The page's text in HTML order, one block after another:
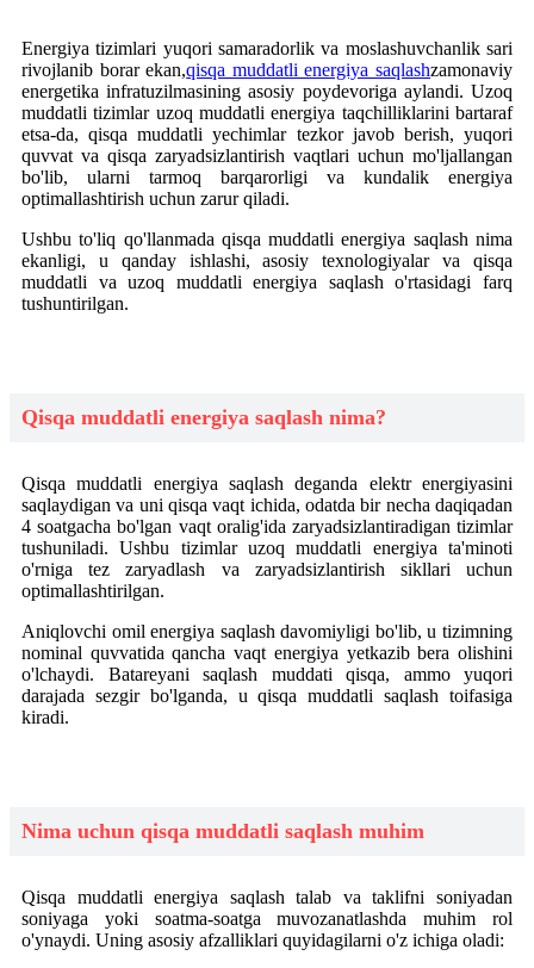
Energiya tizimlari yuqori samaradorlik va moslashuvchanlik sari
rivojlanib borar ekan,qisqa muddatli energiya saqlashzamonaviy
energetika infratuzilmasining asosiy poydevoriga aylandi. Uzoq
muddatli tizimlar uzoq muddatli energiya taqchilliklarini bartaraf
etsa-da, qisqa muddatli yechimlar tezkor javob berish, yuqori
quvvat va qisqa zaryadsizlantirish vaqtlari uchun mo'ljallangan
bo'lib, ularni tarmoq barqarorligi va kundalik energiya
optimallashtirish uchun zarur qiladi.
Ushbu to'liq qo'llanmada qisqa muddatli energiya saqlash nima
ekanligi, u qanday ishlashi, asosiy texnologiyalar va qisqa
muddatli va uzoq muddatli energiya saqlash o'rtasidagi farq
tushuntirilgan.
Qisqa muddatli energiya saqlash nima?
Qisqa muddatli energiya saqlash deganda elektr energiyasini
saqlaydigan va uni qisqa vaqt ichida, odatda bir necha daqiqadan
4 soatgacha bo'lgan vaqt oralig'ida zaryadsizlantiradigan tizimlar
tushuniladi. Ushbu tizimlar uzoq muddatli energiya ta'minoti
o'rniga tez zaryadlash va zaryadsizlantirish sikllari uchun
optimallashtirilgan.
Aniqlovchi omil energiya saqlash davomiyligi bo'lib, u tizimning
nominal quvvatida qancha vaqt energiya yetkazib bera olishini
o'lchaydi. Batareyani saqlash muddati qisqa, ammo yuqori
darajada sezgir bo'lganda, u qisqa muddatli saqlash toifasiga
kiradi.
Nima uchun qisqa muddatli saqlash muhim
Qisqa muddatli energiya saqlash talab va taklifni soniyadan
soniyaga yoki soatma-soatga muvozanatlashda muhim rol
o'ynaydi. Uning asosiy afzalliklari quyidagilarni o'z ichiga oladi: